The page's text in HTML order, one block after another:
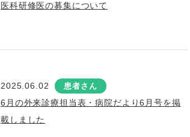
医科研修医の募集について
2025.06.02 患者さん
6月の外来診療担当表・病院だより6月号を掲
載しました